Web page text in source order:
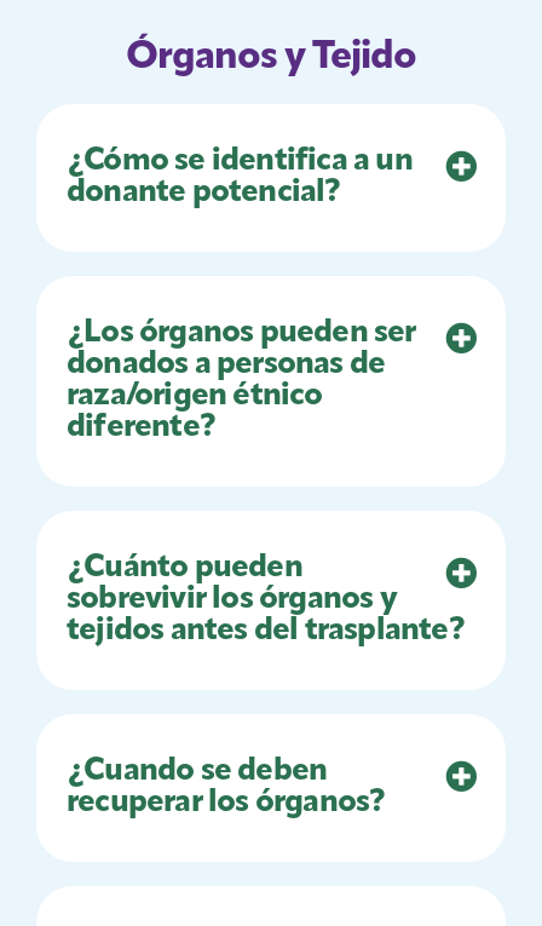
Órganos y Tejido
¿Cómo se identifica a un
donante potencial?
¿Los órganos pueden ser
donados a personas de
raza/origen étnico
diferente?
¿Cuánto pueden
sobrevivir los órganos y
tejidos antes del trasplante?
¿Cuando se deben
recuperar los órganos?